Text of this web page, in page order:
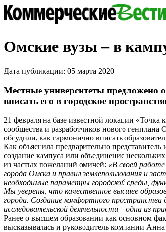
Омские вузы – в
Дата публикации: 05 марта 2020
Местные университеты предложено
вписать его в городское
21 февраля на базе известной локации «Точка
сообщества и разработчиков нового
обсудили, как гармонично вписать
Как объяснила предварительно
создание кампуса или объединение
из частых пожеланий омичей: «В своей работе
города Омска и правил землепользования и
необходимые параметры городской среды,
Мы уверены, что качественное высшее
города. Создание комфортного пространства
исследовательской деятельности – одна из
Ранее о высшем образовании как основном
высказывалась и руководитель компании